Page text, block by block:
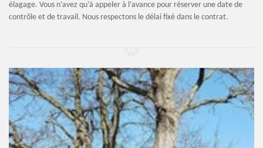
élagage. Vous n’avez qu’à appeler à l’avance pour réserver une date de
contrôle et de travail. Nous respectons le délai fixé dans le contrat.